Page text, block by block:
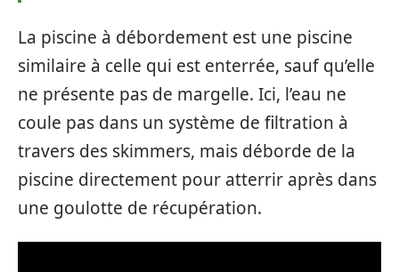
La piscine à débordement est une piscine
similaire à celle qui est enterrée, sauf qu’elle
ne présente pas de margelle. Ici, l’eau ne
coule pas dans un système de filtration à
travers des skimmers, mais déborde de la
piscine directement pour atterrir après dans
une goulotte de récupération.